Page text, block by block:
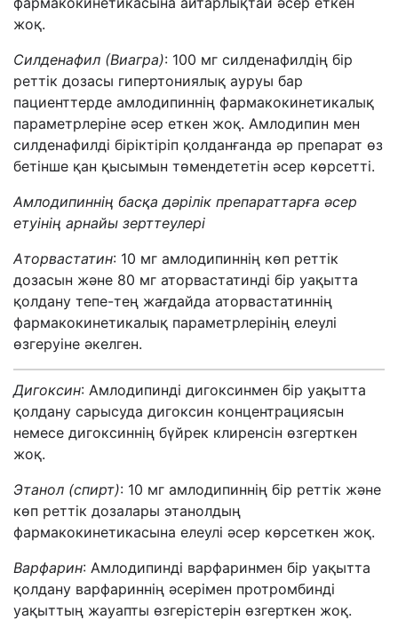
жоқ.
Силденафил (Виагра): 100 мг силденафилдің бір
реттік дозасы гипертониялық ауруы бар
пациенттерде амлодипиннің фармакокинетикалық
параметрлеріне әсер еткен жоқ. Амлодипин мен
силденафилді біріктіріп қолданғанда әр препарат өз
бетінше қан қысымын төмендететін әсер көрсетті.
Амлодипиннің басқа дәрілік препараттарға әсер
етуінің арнайы зерттеулері
Аторвастатин: 10 мг амлодипиннің көп реттік
дозасын және 80 мг аторвастатинді бір уақытта
қолдану тепе-тең жағдайда аторвастатиннің
фармакокинетикалық параметрлерінің елеулі
өзгеруіне әкелген.
Дигоксин: Амлодипинді дигоксинмен бір уақытта
қолдану сарысуда дигоксин концентрациясын
немесе дигоксиннің бүйрек клиренсін өзгерткен
жоқ.
Этанол (спирт): 10 мг амлодипиннің бір реттік және
көп реттік дозалары этанолдың
фармакокинетикасына елеулі әсер көрсеткен жоқ.
Варфарин: Амлодипинді варфаринмен бір уақытта
қолдану варфариннің әсерімен протромбинді
уақыттың жауапты өзгерістерін өзгерткен жоқ.